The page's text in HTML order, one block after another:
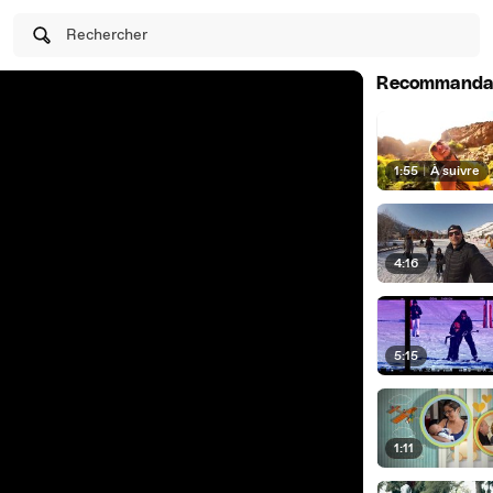
Rechercher
1:55 | À suivre
4:16
5:15
1:11